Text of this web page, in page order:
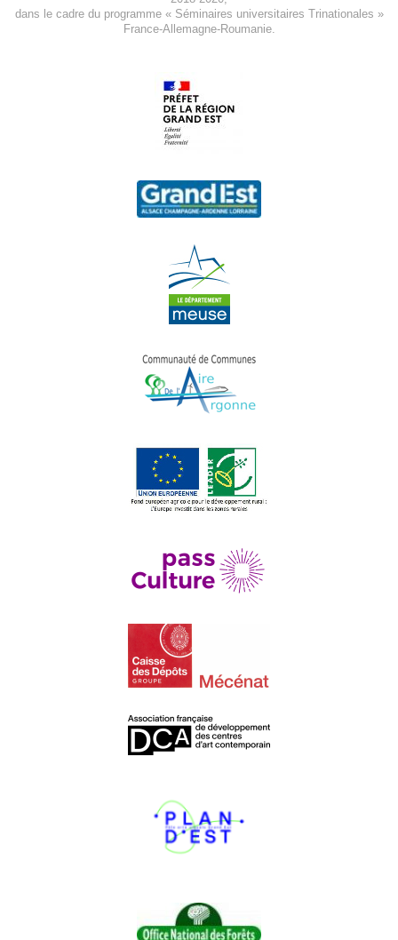
dans le cadre du programme « Séminaires universitaires Trinationales »
France-Allemagne-Roumanie.